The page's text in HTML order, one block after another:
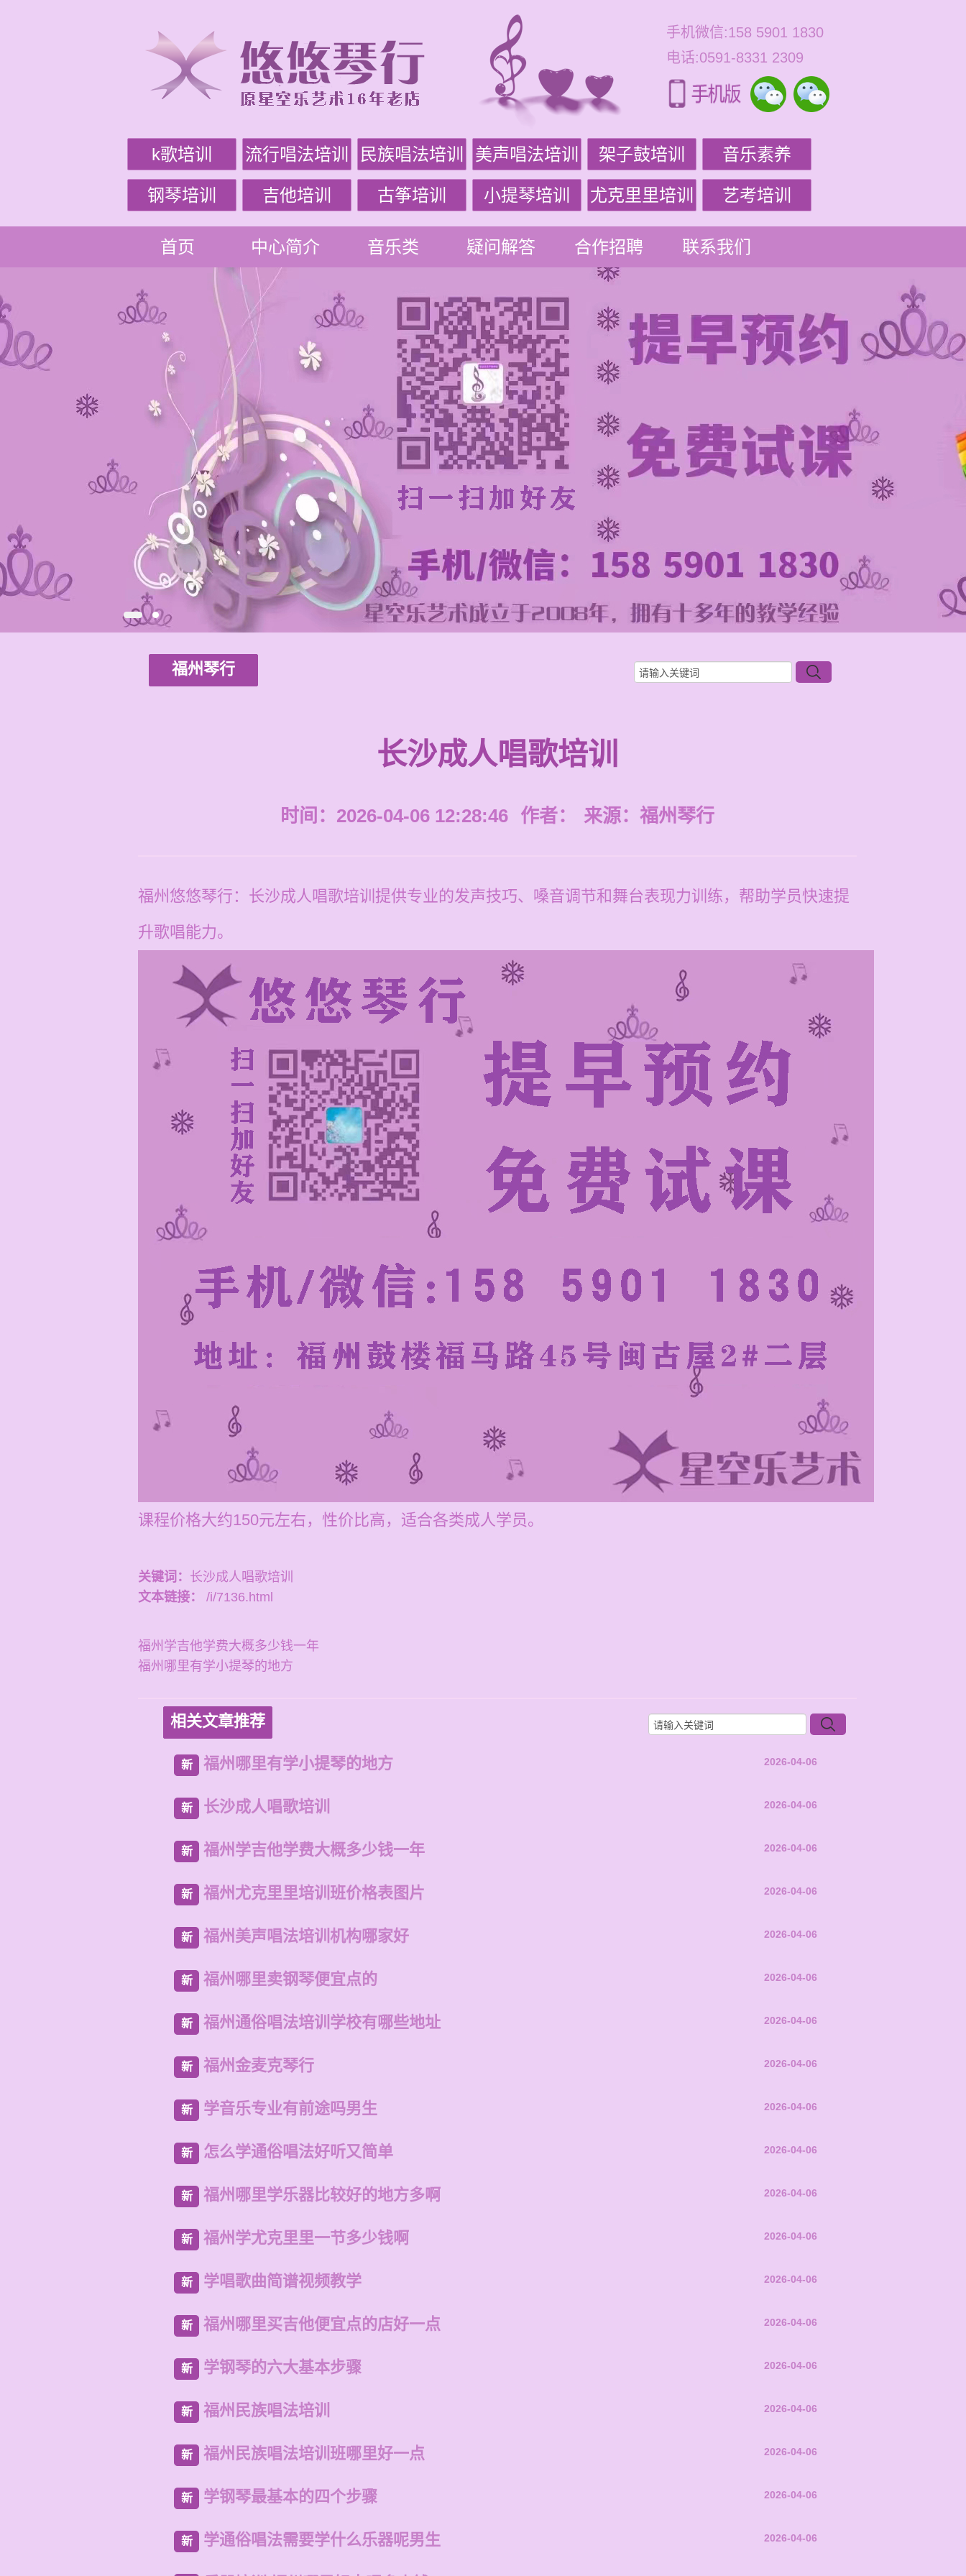
手机微信:158 5901 1830
电话:0591-8331 2309
k歌培训 流行唱法培训 民族唱法培训 美声唱法培训 架子鼓培训 音乐素养
钢琴培训 吉他培训 古筝培训 小提琴培训 尤克里里培训 艺考培训
首页 中心简介 音乐类 疑问解答 合作招聘 联系我们
福州琴行
长沙成人唱歌培训
时间：2026-04-06 12:28:46 作者： 来源： 福州琴行
福州悠悠琴行：长沙成人唱歌培训提供专业的发声技巧、嗓音调节和舞台表现力训练，帮助学员快速提
升歌唱能力。
课程价格大约150元左右，性价比高，适合各类成人学员。
关键词： 长沙成人唱歌培训
文本链接：
/i/7136.html
福州学吉他学费大概多少钱一年
福州哪里有学小提琴的地方
相关文章推荐
新 福州哪里有学小提琴的地方 2026-04-06
新 长沙成人唱歌培训 2026-04-06
新 福州学吉他学费大概多少钱一年 2026-04-06
新 福州尤克里里培训班价格表图片 2026-04-06
新 福州美声唱法培训机构哪家好 2026-04-06
新 福州哪里卖钢琴便宜点的 2026-04-06
新 福州通俗唱法培训学校有哪些地址 2026-04-06
新 福州金麦克琴行 2026-04-06
新 学音乐专业有前途吗男生 2026-04-06
新 怎么学通俗唱法好听又简单 2026-04-06
新 福州哪里学乐器比较好的地方多啊 2026-04-06
新 福州学尤克里里一节多少钱啊 2026-04-06
新 学唱歌曲简谱视频教学 2026-04-06
新 福州哪里买吉他便宜点的店好一点 2026-04-06
新 学钢琴的六大基本步骤 2026-04-06
新 福州民族唱法培训 2026-04-06
新 福州民族唱法培训班哪里好一点 2026-04-06
新 学钢琴最基本的四个步骤 2026-04-06
新 学通俗唱法需要学什么乐器呢男生 2026-04-06